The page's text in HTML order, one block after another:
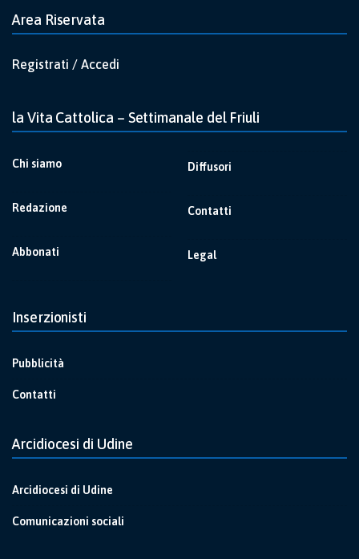
Area Riservata
Registrati / Accedi
la Vita Cattolica – Settimanale del Friuli
Chi siamo
Redazione
Abbonati
Diffusori
Contatti
Legal
Inserzionisti
Pubblicità
Contatti
Arcidiocesi di Udine
Arcidiocesi di Udine
Comunicazioni sociali